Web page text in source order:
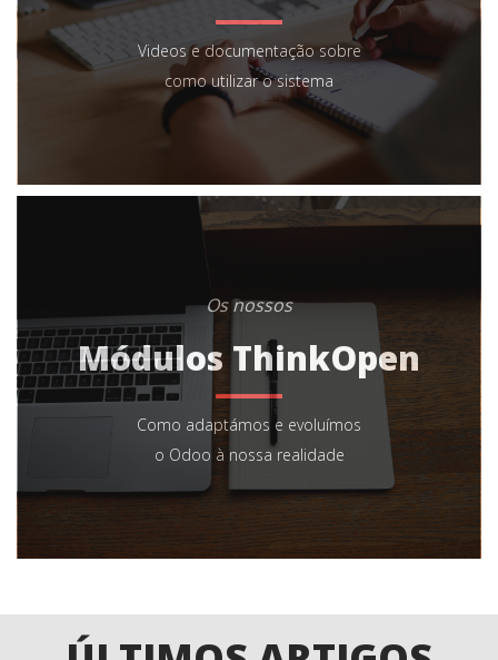
Videos e documentação sobre
como utilizar o sistema
Os nossos
Módulos ThinkOpen
Como adaptámos e evoluímos
o Odoo à nossa realidade